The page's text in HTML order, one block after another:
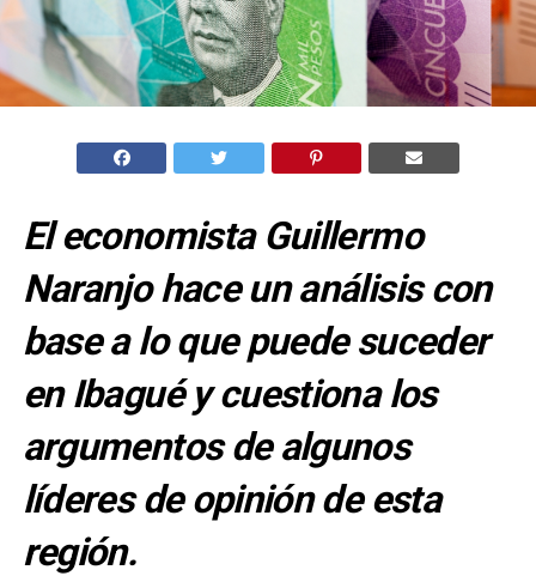
El economista Guillermo
Naranjo hace un análisis con
base a lo que puede suceder
en Ibagué y cuestiona los
argumentos de algunos
líderes de opinión de esta
región.